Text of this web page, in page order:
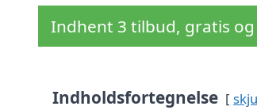
Indhent 3 tilbud, gratis
Indholdsfortegnelse